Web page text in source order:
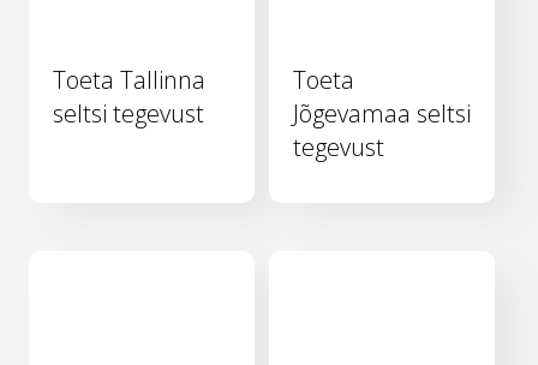
Toeta Tallinna
seltsi tegevust
Toeta
Jõgevamaa seltsi
tegevust